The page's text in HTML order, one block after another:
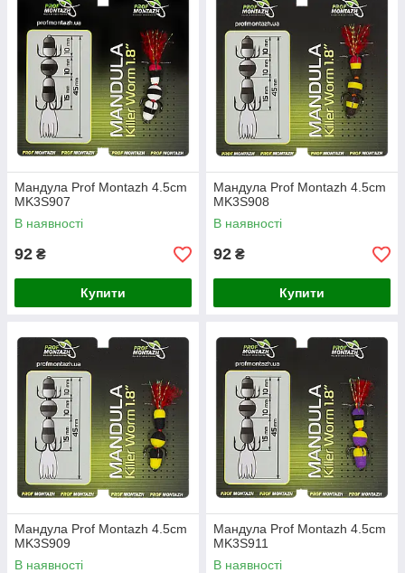
Мандула Prof Montazh 4.5cm
MK3S907
В наявності
92 ₴
Купити
Мандула Prof Montazh 4.5cm
MK3S908
В наявності
92 ₴
Купити
Мандула Prof Montazh 4.5cm
MK3S909
В наявності
Мандула Prof Montazh 4.5cm
MK3S911
В наявності